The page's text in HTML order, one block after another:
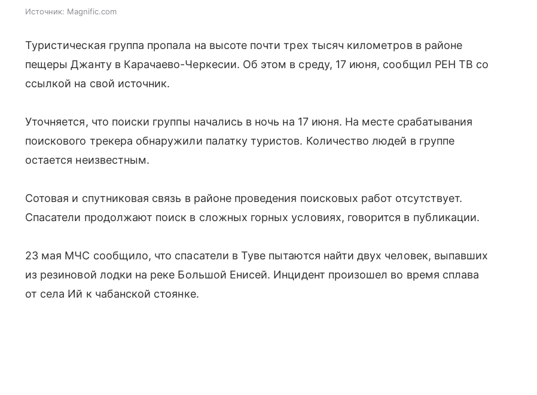
Источник: Magnific.com
Туристическая группа пропала на высоте почти трех тысяч километров в районе
пещеры Джанту в Карачаево-Черкесии. Об этом в среду, 17 июня, сообщил РЕН ТВ со
ссылкой на свой источник.
Уточняется, что поиски группы начались в ночь на 17 июня. На месте срабатывания
поискового трекера обнаружили палатку туристов. Количество людей в группе
остается неизвестным.
Сотовая и спутниковая связь в районе проведения поисковых работ отсутствует.
Спасатели продолжают поиск в сложных горных условиях, говорится в публикации.
23 мая МЧС сообщило, что спасатели в Туве пытаются найти двух человек, выпавших
из резиновой лодки на реке Большой Енисей. Инцидент произошел во время сплава
от села Ий к чабанской стоянке.